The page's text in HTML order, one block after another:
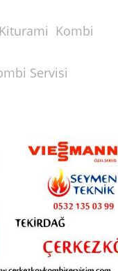
Kombi
Servisi